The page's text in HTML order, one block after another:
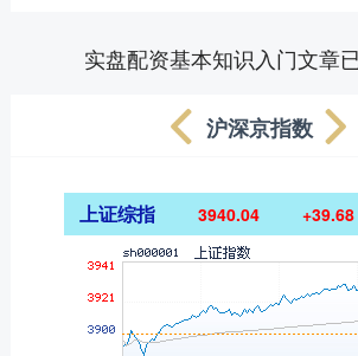
实盘配资基本知识入门文章
沪深京指数
上证综指 3940.04 +39.68